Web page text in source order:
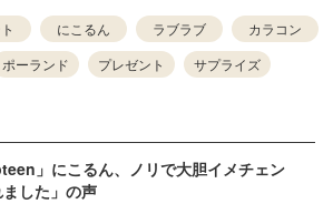
にこるん ラブラブ
カラコン
ポーランド プレゼント サプライズ
」にこるん、ノリで大胆イメチェン
ました」の声